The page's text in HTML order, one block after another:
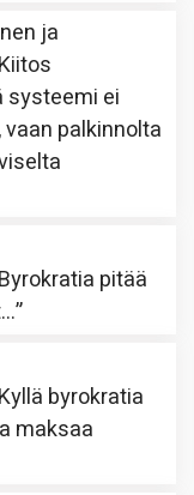
ja
Kiitos
systeemi ei
palkinnolta
Byrokratia pitää
”
Kyllä byrokratia
maksaa